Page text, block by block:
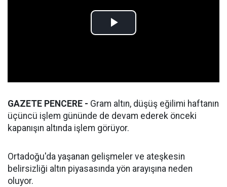
GAZETE PENCERE - Gram altın, düşüş eğilimi haftanın
üçüncü işlem gününde de devam ederek önceki
kapanışın altında işlem görüyor.
Ortadoğu'da yaşanan gelişmeler ve ateşkesin
belirsizliği altın piyasasında yön arayışına neden
oluyor.